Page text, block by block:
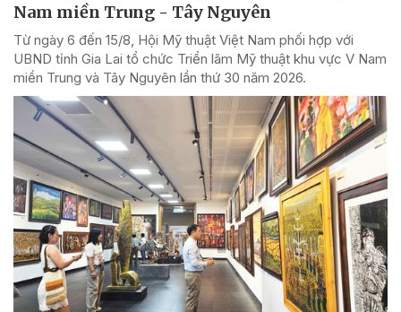
Nam miền Trung - Tây Nguyên
Từ ngày 6 đến 15/8, Hội Mỹ thuật Việt Nam phối hợp với
UBND tỉnh Gia Lai tổ chức Triển lãm Mỹ thuật khu vực V Nam
miền Trung và Tây Nguyên lần thứ 30 năm 2026.